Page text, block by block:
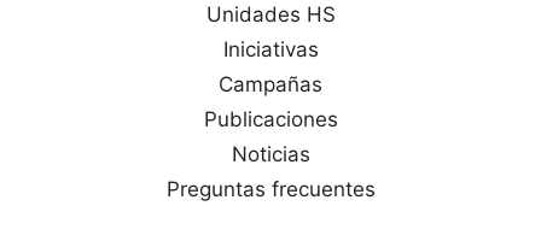
Unidades HS
Iniciativas
Campañas
Publicaciones
Noticias
Preguntas frecuentes